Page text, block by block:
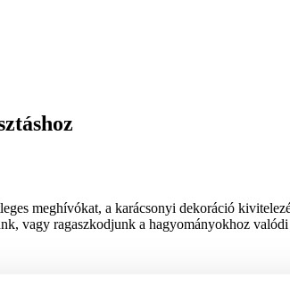
meghívókat, a karácsonyi dekoráció
vagy ragaszkodjunk a hagyományokhoz